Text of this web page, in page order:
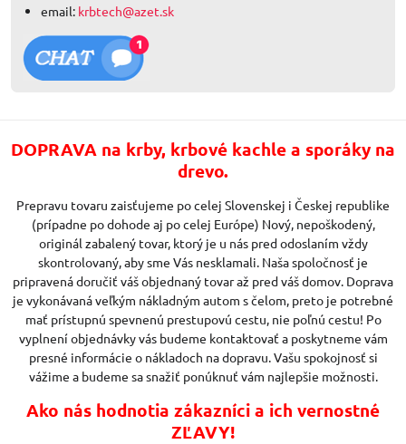
email: krbtech@azet.sk
DOPRAVA na krby, krbové kachle a sporáky na
drevo.
Prepravu tovaru zaisťujeme po celej Slovenskej i Českej republike
(prípadne po dohode aj po celej Európe) Nový, nepoškodený,
originál zabalený tovar, ktorý je u nás pred odoslaním vždy
skontrolovaný, aby sme Vás nesklamali. Naša spoločnosť je
pripravená doručiť váš objednaný tovar až pred váš domov. Doprava
je vykonávaná veľkým nákladným autom s čelom, preto je potrebné
mať prístupnú spevnenú prestupovú cestu, nie poľnú cestu! Po
vyplnení objednávky vás budeme kontaktovať a poskytneme vám
presné informácie o nákladoch na dopravu. Vašu spokojnosť si
vážime a budeme sa snažiť ponúknuť vám najlepšie možnosti.
Ako nás hodnotia zákazníci a ich vernostné
ZĽAVY!